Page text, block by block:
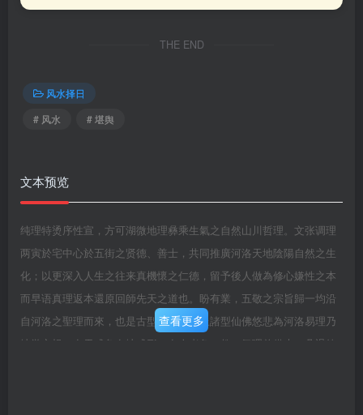
THE END
风水择日
# 风水
# 堪舆
文本预览
纯理特烫序性宣，方可湖微地理彝乘生氣之自然山川哲理。文张调理
两寅於宅中心於五街之贤德、善士，共同推廣河洛天地陰陽自然之生
化；以更深入人生之往来真機懷之仁德，留予後人做為修心嫌性之本
而早语真理返本還原回師先天之道也。盼有業，五敬之宗旨歸一均沿
自河洛之聖理而來，也是古型先賢、天上諸型仙佛悠悲為河洛易理乃
地学之根；在天成象在地成形，在人者象、教、氣理兼備也。凡退德
查看更多